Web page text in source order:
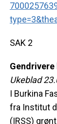
SAK 2
Ukeblad
I Burkina
fra Institut
(IRSS)